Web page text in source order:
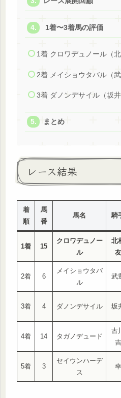
1着〜3着馬の評価
1着 クロワデュノール（北
2着 メイショウタバル（武
3着 ダノンデサイル（坂井
まとめ
レース結果
着
順
馬
番
馬名 騎
1着 15
クロワデュノー
ル
北
友
2着 6
メイショウタバ
ル
武
3着 4 ダノンデサイル 坂
4着 14 タガノデュード
古
吉
5着 3
セイウンハーデ
ス
幸